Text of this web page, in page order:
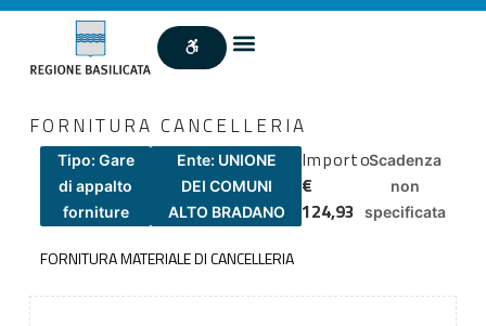
FORNITURA CANCELLERIA
Tipo: Gare
di appalto
forniture
Ente: UNIONE
DEI COMUNI
ALTO BRADANO
Importo
€
124,93
Scadenza
non
specificata
FORNITURA MATERIALE DI CANCELLERIA